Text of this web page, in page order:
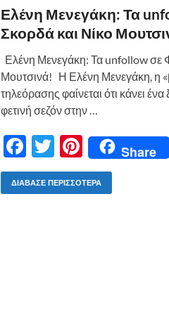
o
k
Ελένη Μενεγάκη: Τα
Σκορδά και Νίκο
Ελένη Μενεγάκη: Τα unfollow σε
Μουτσινά! Η Ελένη Μενεγάκη, η
τηλεόρασης φαίνεται ότι κάνει
φετινή σεζόν στην …
F
ac
e
T
w
itt
Pi
nt
er
Share
ΔΙΆΒΑΣΕ ΠΕΡΙΣΣΌΤΕΡΑ